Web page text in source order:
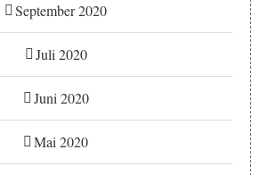
September 2020
Juli 2020
Juni 2020
Mai 2020